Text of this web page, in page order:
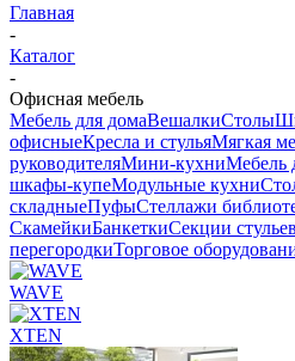
Главная
-
Каталог
-
Офисная мебель
Мебель для домаВешалкиСтолы
офисныеКресла и стульяМягкая
руководителяМини-кухниМебель
шкафы-купеМодульные кухни
складныеПуфыСтеллажи
СкамейкиБанкеткиСекции стульев
перегородкиТорговое
WAVE
XTEN